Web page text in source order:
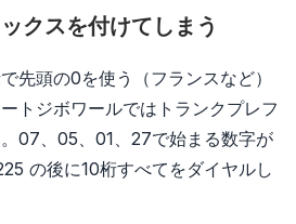
クスを付けてしまう
先頭の0を使う（フランスなど）
トジボワールではトランクプレフ
07、05、01、27で始まる数字が
の後に10桁すべてをダイヤルし